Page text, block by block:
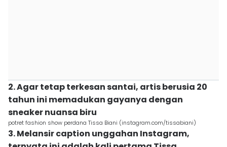
2. Agar tetap terkesan santai, artis berusia 20
tahun ini memadukan gayanya dengan
sneaker nuansa biru
potret fashion show perdana Tissa Biani (instagram.com/tissabiani)
3. Melansir caption unggahan Instagram,